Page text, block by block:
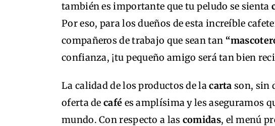
también es importante que tu peludo se sienta
Por eso, para los dueños de esta increíble
compañeros de trabajo que sean tan
confianza, ¡tu pequeño amigo será tan bien
La calidad de los productos de lacartason, sin
oferta decafé es amplísima y les aseguramos
mundo. Con respecto a las comidas, el menú